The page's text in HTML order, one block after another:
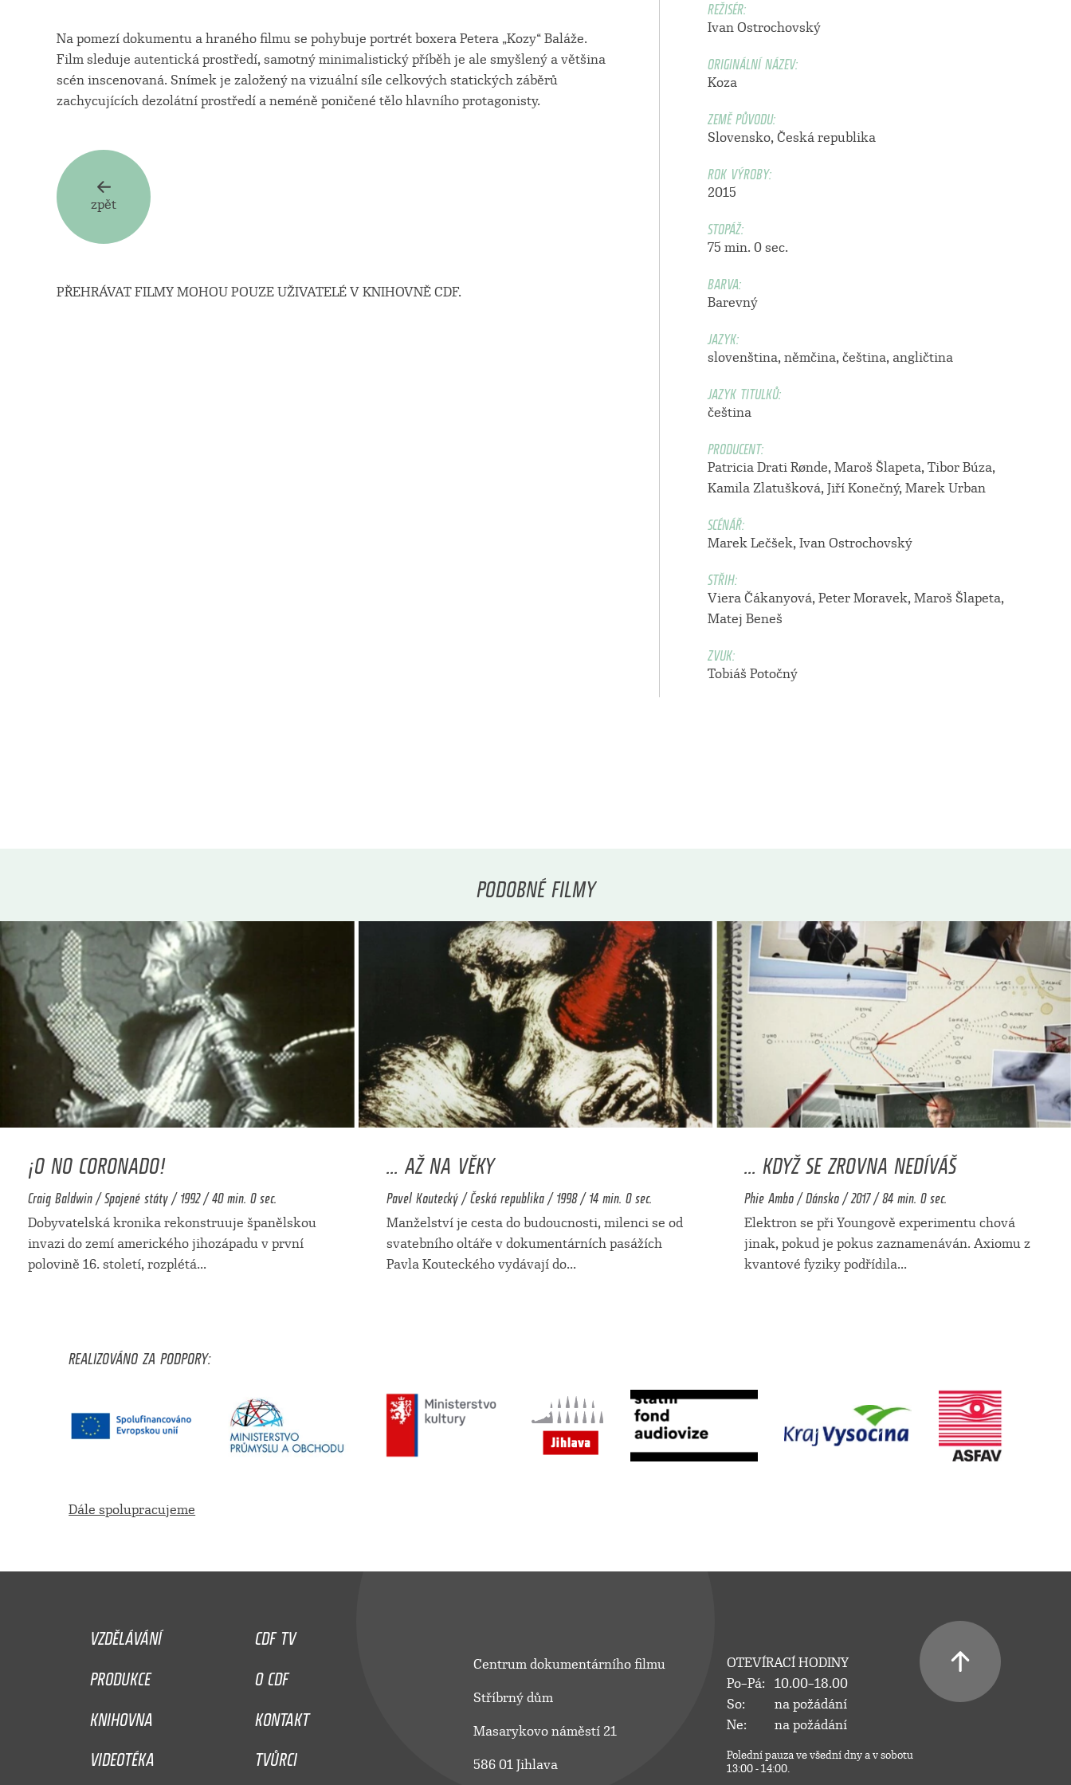
Na pomezí dokumentu a hraného filmu se pohybuje portrét boxera Petera „Kozy“ Baláže.
Film sleduje autentická prostředí, samotný minimalistický příběh je ale smyšlený a většina
scén inscenovaná. Snímek je založený na vizuální síle celkových statických záběrů
zachycujících dezolátní prostředí a neméně poničené tělo hlavního protagonisty.
REŽISÉR:
Ivan Ostrochovský
ORIGINÁLNÍ NÁZEV:
Koza
ZEMĚ PŮVODU:
Slovensko, Česká republika
ROK VÝROBY:
2015
STOPÁŽ:
75 min. 0 sec.
BARVA:
Barevný
JAZYK:
slovenština, němčina, čeština, angličtina
JAZYK TITULKŮ:
čeština
PRODUCENT:
Patricia Drati Rønde,Maroš Šlapeta,Tibor Búza,
Kamila Zlatušková,Jiří Konečný,Marek Urban
SCÉNÁŘ:
Marek Lečšek,Ivan Ostrochovský
STŘIH:
Viera Čákanyová,Peter Moravek,Maroš Šlapeta,
Matej Beneš
ZVUK:
Tobiáš Potočný
zpět
PŘEHRÁVAT FILMY MOHOU POUZE UŽIVATELÉ V KNIHOVNĚ CDF.
PODOBNÉ FILMY
¡O NO CORONADO!
Craig Baldwin / Spojené státy / 1992 / 40 min. 0 sec.
Dobyvatelská kronika rekonstruuje španělskou
invazi do zemí amerického jihozápadu v první
polovině 16. století, rozplétá...
... AŽ NA VĚKY
Pavel Koutecký / Česká republika / 1998 / 14 min. 0 sec.
Manželství je cesta do budoucnosti, milenci se od
svatebního oltáře v dokumentárních pasážích
Pavla Kouteckého vydávají do...
... KDYŽ SE ZROVNA NEDÍVÁŠ
Phie Ambo / Dánsko / 2017 / 84 min. 0 sec.
Elektron se při Youngově experimentu chová
jinak, pokud je pokus zaznamenáván. Axiomu z
kvantové fyziky podřídila...
REALIZOVÁNO ZA PODPORY:
Dále spolupracujeme
VZDĚLÁVÁNÍ
CDF TV
PRODUKCE
O CDF
KNIHOVNA
KONTAKT
VIDEOTÉKA
TVŮRCI
Centrum dokumentárního filmu
Stříbrný dům
Masarykovo náměstí 21
586 01 Jihlava
OTEVÍRACÍ HODINY
Po–Pá:
10.00–18.00
So:
na požádání
Ne:
na požádání
Polední pauza ve všední dny a v sobotu
13:00 - 14:00.